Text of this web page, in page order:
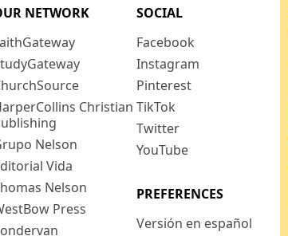
NETWORK
Christian
Nelson
Vida
Nelson
Press
SOCIAL
Facebook
Instagram
Pinterest
TikTok
Twitter
YouTube
PREFERENCES
Versión en español